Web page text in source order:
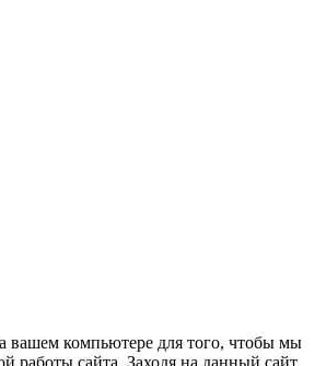
вашем компьютере для того, чтобы мы